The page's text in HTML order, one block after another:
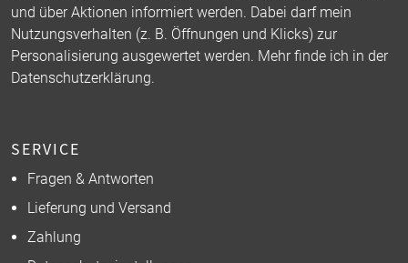
und über Aktionen informiert werden. Dabei darf mein
Nutzungsverhalten (z. B. Öffnungen und Klicks) zur
Personalisierung ausgewertet werden. Mehr finde ich in der
Datenschutzerklärung.
SERVICE
Fragen & Antworten
Lieferung und Versand
Zahlung